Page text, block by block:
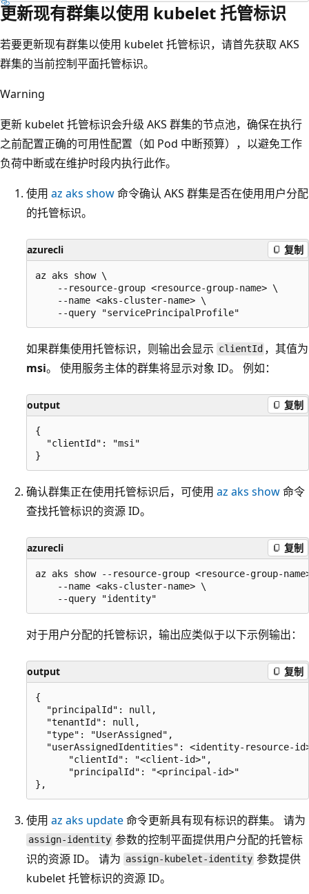
更新现有群集以使用 kubelet 托管标识
若要更新现有群集以使用 kubelet 托管标识，请首先获取 AKS
群集的当前控制平面托管标识。
Warning
更新 kubelet 托管标识会升级 AKS 群集的节点池，确保在执行
之前配置正确的可用性配置（如 Pod 中断预算），以避免工作
负荷中断或在维护时段内执行此作。
使用 az aks show命令确认 AKS 群集是否在使用用户分配
的托管标识。
azurecli 复制
az aks show \
    --resource-group <resource-group-name> \
    --name <aks-cluster-name> \
如果群集使用托管标识，则输出会显示 clientId ，其值为
msi。 使用服务主体的群集将显示对象 ID。 例如：
output 复制
{
  "clientId": "msi"
确认群集正在使用托管标识后，可使用 az aks show命令
查找托管标识的资源 ID。
azurecli 复制
az aks show --resource-group <resource-group-
    --name <aks-cluster-name> \
对于用户分配的托管标识，输出应类似于以下示例输出：
output 复制
{
  "principalId": null,
  "tenantId": null,
  "type": "UserAssigned",
"userAssignedIdentities": <identity-resource-
      "clientId": "<client-id>",
      "principalId": "<principal-id>"
使用 az aks update命令更新具有现有标识的群集。 请为
assign-identity 参数的控制平面提供用户分配的托管标
识的资源 ID。 请为 assign-kubelet-identity 参数提供
kubelet 托管标识的资源 ID。